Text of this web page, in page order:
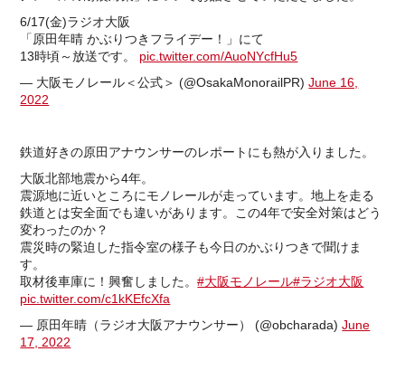
6/17(金)ラジオ大阪
「原田年晴 かぶりつきフライデー！」にて
13時頃～放送です。 pic.twitter.com/AuoNYcfHu5
— 大阪モノレール＜公式＞ (@OsakaMonorailPR)June 16,
2022
鉄道好きの原田アナウンサーのレポートにも熱が入りました。
大阪北部地震から4年。
震源地に近いところにモノレールが走っています。地上を走る
鉄道とは安全面でも違いがあります。この4年で安全対策はどう
変わったのか？
震災時の緊迫した指令室の様子も今日のかぶりつきで聞けま
す。
取材後車庫に！興奮しました。#大阪モノレール#ラジオ大阪
pic.twitter.com/c1kKEfcXfa
— 原田年晴（ラジオ大阪アナウンサー） (@obcharada)June
17, 2022